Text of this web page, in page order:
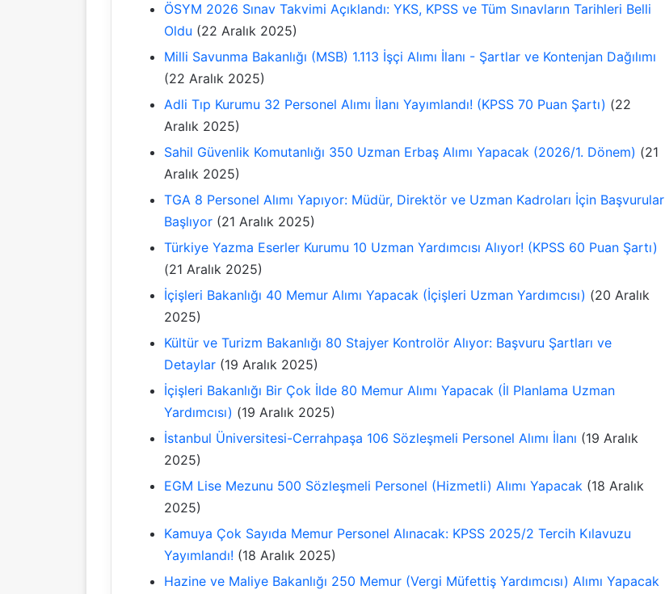
ÖSYM 2026 Sınav Takvimi Açıklandı: YKS, KPSS ve Tüm Sınavların Tarihleri Belli
Oldu (22 Aralık 2025)
Milli Savunma Bakanlığı (MSB) 1.113 İşçi Alımı İlanı - Şartlar ve Kontenjan Dağılımı
(22 Aralık 2025)
Adli Tıp Kurumu 32 Personel Alımı İlanı Yayımlandı! (KPSS 70 Puan Şartı) (22
Aralık 2025)
Sahil Güvenlik Komutanlığı 350 Uzman Erbaş Alımı Yapacak (2026/1. Dönem) (21
Aralık 2025)
TGA 8 Personel Alımı Yapıyor: Müdür, Direktör ve Uzman Kadroları İçin Başvurular
Başlıyor (21 Aralık 2025)
Türkiye Yazma Eserler Kurumu 10 Uzman Yardımcısı Alıyor! (KPSS 60 Puan Şartı)
(21 Aralık 2025)
İçişleri Bakanlığı 40 Memur Alımı Yapacak (İçişleri Uzman Yardımcısı) (20 Aralık
2025)
Kültür ve Turizm Bakanlığı 80 Stajyer Kontrolör Alıyor: Başvuru Şartları ve
Detaylar (19 Aralık 2025)
İçişleri Bakanlığı Bir Çok İlde 80 Memur Alımı Yapacak (İl Planlama Uzman
Yardımcısı) (19 Aralık 2025)
İstanbul Üniversitesi-Cerrahpaşa 106 Sözleşmeli Personel Alımı İlanı (19 Aralık
2025)
EGM Lise Mezunu 500 Sözleşmeli Personel (Hizmetli) Alımı Yapacak (18 Aralık
2025)
Kamuya Çok Sayıda Memur Personel Alınacak: KPSS 2025/2 Tercih Kılavuzu
Yayımlandı! (18 Aralık 2025)
Hazine ve Maliye Bakanlığı 250 Memur (Vergi Müfettiş Yardımcısı) Alımı Yapacak